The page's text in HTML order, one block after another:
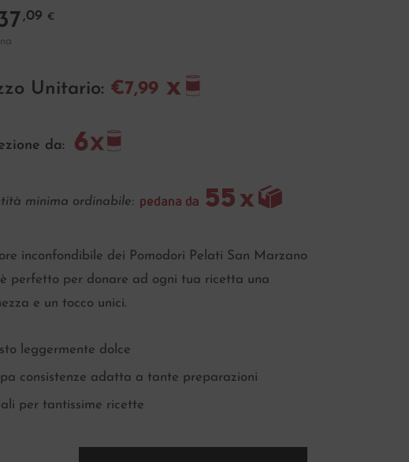
,09 €
Unitario: €7,99
da:
minima ordinabile:
inconfondibile dei Pomodori Pelati San Marzano
perfetto per donare ad ogni tua ricetta una
e un tocco unici.
leggermente dolce
consistenze adatta a tante preparazioni
per tantissime ricette